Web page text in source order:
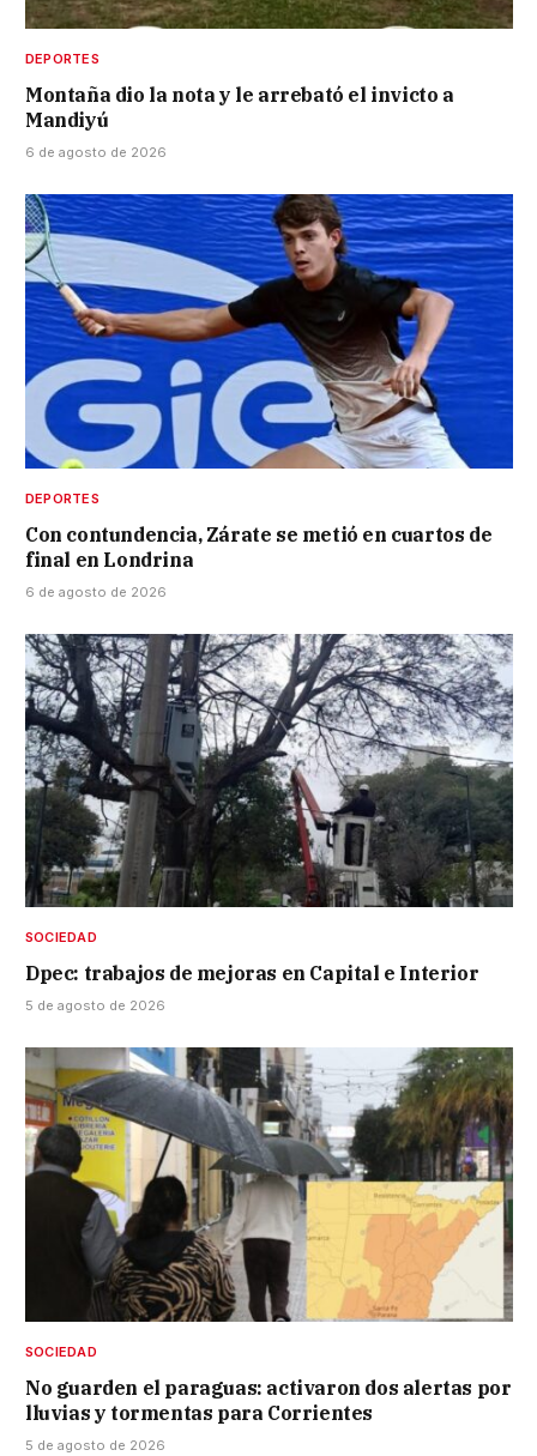
DEPORTES
Montaña dio la nota y le arrebató el invicto a
Mandiyú
6 de agosto de 2026
DEPORTES
Con contundencia, Zárate se metió en cuartos de
final en Londrina
6 de agosto de 2026
SOCIEDAD
Dpec: trabajos de mejoras en Capital e Interior
5 de agosto de 2026
SOCIEDAD
No guarden el paraguas: activaron dos alertas por
lluvias y tormentas para Corrientes
5 de agosto de 2026